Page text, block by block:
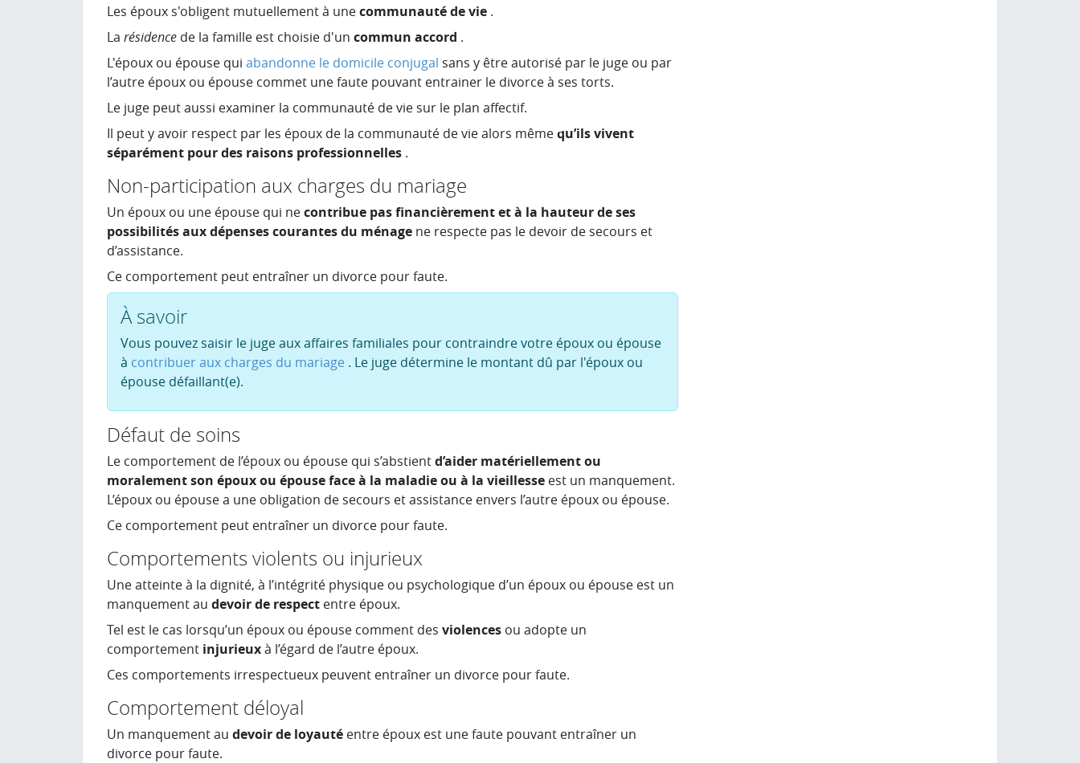
Les époux s'obligent mutuellement à unecommunauté de vie .
La résidence de la famille est choisie d'un commun accord .
L'époux ou épouse qui abandonne le domicile conjugal sans y être autorisé par le juge ou par
l’autre époux ou épouse commet une faute pouvant entrainer le divorce à ses torts.
Le juge peut aussi examiner la communauté de vie sur le plan affectif.
Il peut y avoir respect par les époux de la communauté de vie alors mêmequ’ils vivent
séparément pour des raisons professionnelles .
Non-participation aux charges du mariage
Un époux ou une épouse qui necontribue pas financièrement et à la hauteur de ses
possibilités aux dépenses courantes du ménage ne respecte pas le devoir de secours et
d’assistance.
Ce comportement peut entraîner un divorce pour faute.
À savoir
Vous pouvez saisir le juge aux affaires familiales pour contraindre votre époux ou épouse
à contribuer aux charges du mariage . Le juge détermine le montant dû par l'époux ou
épouse défaillant(e).
Défaut de soins
Le comportement de l’époux ou épouse qui s’abstientd’aider matériellement ou
moralement son époux ou épouse face à la maladie ou à la vieillesse est un manquement.
L’époux ou épouse a une obligation de secours et assistance envers l’autre époux ou épouse.
Ce comportement peut entraîner un divorce pour faute.
Comportements violents ou injurieux
Une atteinte à la dignité, à l’intégrité physique ou psychologique d’un époux ou épouse est un
manquement au devoir de respect entre époux.
Tel est le cas lorsqu’un époux ou épouse comment des violences ou adopte un
comportement injurieuxà l’égard de l’autre époux.
Ces comportements irrespectueux peuvent entraîner un divorce pour faute.
Comportement déloyal
Un manquement au devoir de loyauté entre époux est une faute pouvant entraîner un
divorce pour faute.